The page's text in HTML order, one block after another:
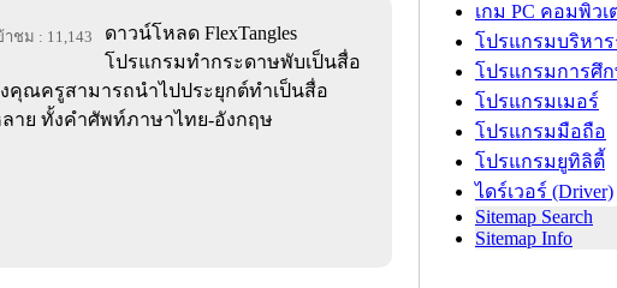
าชม : 11,143
ดาวน์โหลด FlexTangles
โปรแกรมทำกระดาษพับเป็นสื่อ
งคุณครูสามารถนำไปประยุกต์ทำเป็นสื่อ
าย ทั้งคำศัพท์ภาษาไทย-อังกฤษ
เกม PC คอมพิวเ
โปรแกรมบริหา
โปรแกรมการศึ
โปรแกรมเมอร์
โปรแกรมมือถือ
โปรแกรมยูทิลิตี้
ไดร์เวอร์ (Driver)
Sitemap Search
Sitemap Info